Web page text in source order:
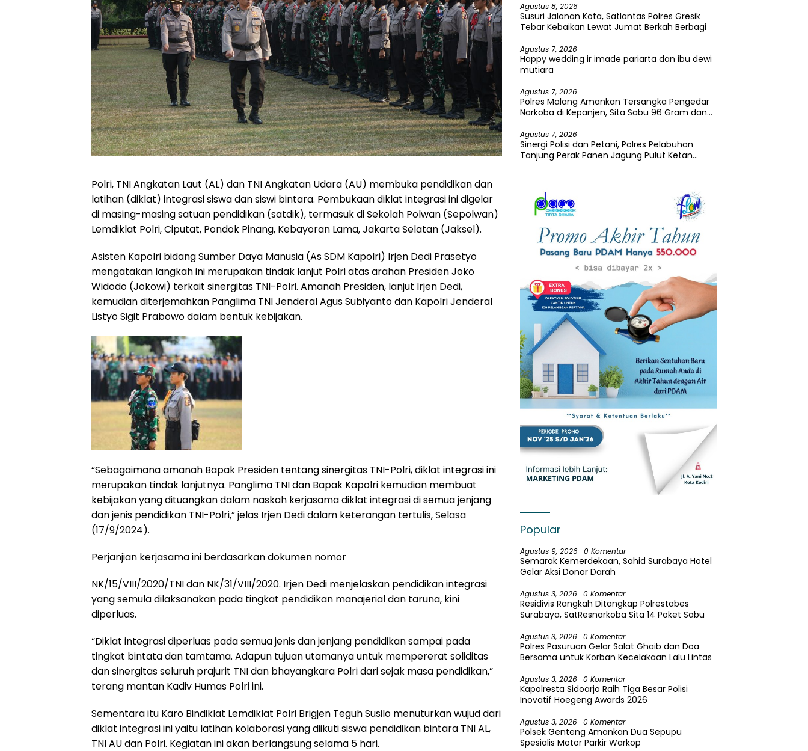
Polri, TNI Angkatan Laut (AL) dan TNI Angkatan Udara (AU) membuka pendidikan dan
latihan (diklat) integrasi siswa dan siswi bintara. Pembukaan diklat integrasi ini digelar
di masing-masing satuan pendidikan (satdik), termasuk di Sekolah Polwan (Sepolwan)
Lemdiklat Polri, Ciputat, Pondok Pinang, Kebayoran Lama, Jakarta Selatan (Jaksel).
Asisten Kapolri bidang Sumber Daya Manusia (As SDM Kapolri) Irjen Dedi Prasetyo
mengatakan langkah ini merupakan tindak lanjut Polri atas arahan Presiden Joko
Widodo (Jokowi) terkait sinergitas TNI-Polri. Amanah Presiden, lanjut Irjen Dedi,
kemudian diterjemahkan Panglima TNI Jenderal Agus Subiyanto dan Kapolri Jenderal
Listyo Sigit Prabowo dalam bentuk kebijakan.
“Sebagaimana amanah Bapak Presiden tentang sinergitas TNI-Polri, diklat integrasi ini
merupakan tindak lanjutnya. Panglima TNI dan Bapak Kapolri kemudian membuat
kebijakan yang dituangkan dalam naskah kerjasama diklat integrasi di semua jenjang
dan jenis pendidikan TNI-Polri,” jelas Irjen Dedi dalam keterangan tertulis, Selasa
(17/9/2024).
Perjanjian kerjasama ini berdasarkan dokumen nomor
NK/15/VIII/2020/TNI dan NK/31/VIII/2020. Irjen Dedi menjelaskan pendidikan integrasi
yang semula dilaksanakan pada tingkat pendidikan manajerial dan taruna, kini
diperluas.
“Diklat integrasi diperluas pada semua jenis dan jenjang pendidikan sampai pada
tingkat bintata dan tamtama. Adapun tujuan utamanya untuk mempererat soliditas
dan sinergitas seluruh prajurit TNI dan bhayangkara Polri dari sejak masa pendidikan,”
terang mantan Kadiv Humas Polri ini.
Sementara itu Karo Bindiklat Lemdiklat Polri Brigjen Teguh Susilo menuturkan wujud dari
diklat integrasi ini yaitu latihan kolaborasi yang diikuti siswa pendidikan bintara TNI AL,
TNI AU dan Polri. Kegiatan ini akan berlangsung selama 5 hari.
Agustus 8, 2026
Susuri Jalanan Kota, Satlantas Polres Gresik
Tebar Kebaikan Lewat Jumat Berkah Berbagi
Agustus 7, 2026
Happy wedding ir imade pariarta dan ibu dewi
mutiara
Agustus 7, 2026
Polres Malang Amankan Tersangka Pengedar
Narkoba di Kepanjen, Sita Sabu 96 Gram dan
Agustus 7, 2026
Sinergi Polisi dan Petani, Polres Pelabuhan
Tanjung Perak Panen Jagung Pulut Ketan
Popular
Agustus 9, 2026 0 Komentar
Semarak Kemerdekaan, Sahid Surabaya Hotel
Gelar Aksi Donor Darah
Agustus 3, 2026 0 Komentar
Residivis Rangkah Ditangkap Polrestabes
Surabaya, SatResnarkoba Sita 14 Poket Sabu
Agustus 3, 2026 0 Komentar
Polres Pasuruan Gelar Salat Ghaib dan Doa
Bersama untuk Korban Kecelakaan Lalu Lintas
Agustus 3, 2026 0 Komentar
Kapolresta Sidoarjo Raih Tiga Besar Polisi
Inovatif Hoegeng Awards 2026
Agustus 3, 2026 0 Komentar
Polsek Genteng Amankan Dua Sepupu
Spesialis Motor Parkir Warkop